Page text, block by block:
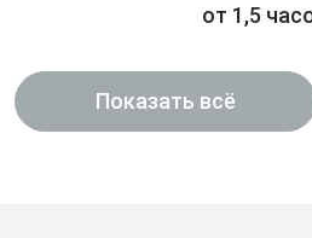
от 1,5
Показать всё